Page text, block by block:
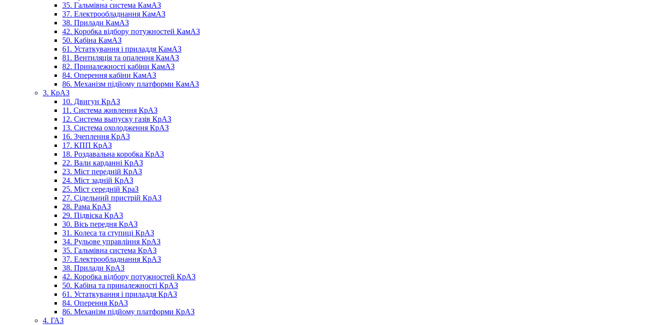
35. Гальмівна система КамАЗ
37. Електрообладнання КамАЗ
38. Прилади КамАЗ
42. Коробка відбору потужностей КамАЗ
50. Кабіна КамАЗ
61. Устаткування і приладдя КамАЗ
81. Вентиляція та опалення КамАЗ
82. Приналежності кабіни КамАЗ
84. Оперення кабіни КамАЗ
86. Механізм підйому платформи КамАЗ
3. КрАЗ
10. Двигун КрАЗ
11. Система живлення КрАЗ
12. Система выпуску газів КрАЗ
13. Система охолодження КрАЗ
16. Зчеплення КрАЗ
17. КПП КрАЗ
18. Роздавальна коробка КрАЗ
22. Вали карданні КрАЗ
23. Міст передній КрАЗ
24. Міст задній КрАЗ
25. Міст середній КраЗ
27. Сідельний пристрій КрАЗ
28. Рама КрАЗ
29. Підвіска КрАЗ
30. Вісь передня КрАЗ
31. Колеса та ступиці КрАЗ
34. Рульове управління КрАЗ
35. Гальмівна система КрАЗ
37. Електрообладнання КрАЗ
38. Прилади КрАЗ
42. Коробка відбору потужностей КрАЗ
50. Кабіна та приналежності КрАЗ
61. Устаткування і приладдя КрАЗ
84. Оперення КрАЗ
86. Механізм підйому платформи КрАЗ
4. ГАЗ